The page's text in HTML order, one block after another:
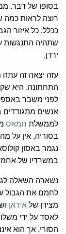
בסופו של דבר.
רוצה לראות כמה
ככלל, כל איזור
שתהיה התנגשות
ירדן.
עזה יצאה זה
התחתונה. היא
לפני משבר
אנשים מתגודדים
לממשלת חמאס
בסוריה, אין על
נגמר באסון
במשרדיו של
נשארה השאלה
לחמם את הגבול
מצידן של איראן
לאסד על ידי
הסורי, אך הוא